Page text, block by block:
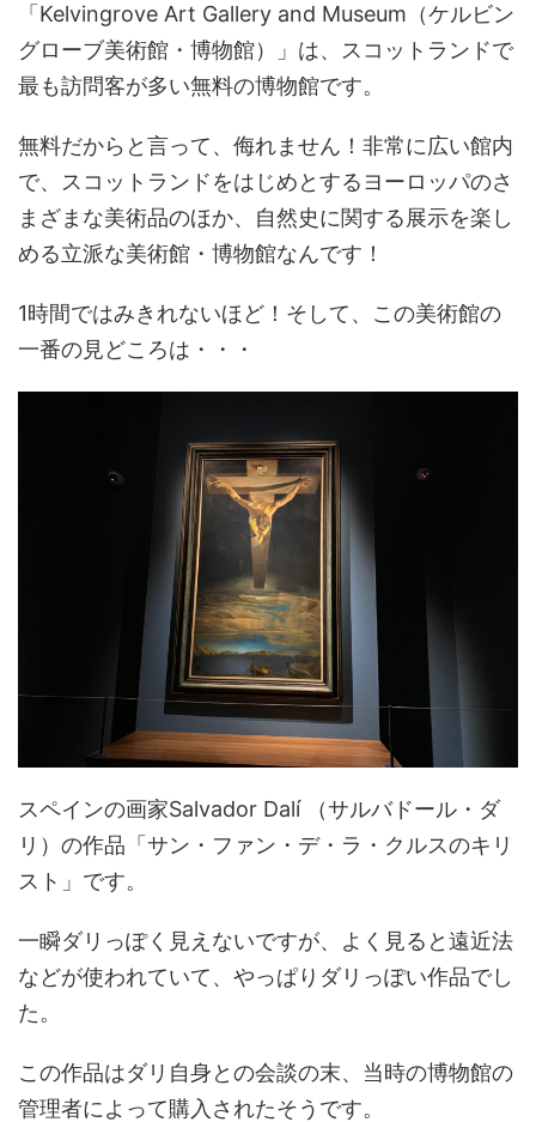
「Kelvingrove Art Gallery and Museum（ケルビン
グローブ美術館・博物館）」は、スコットランドで
最も訪問客が多い無料の博物館です。
無料だからと言って、侮れません！非常に広い館内
で、スコットランドをはじめとするヨーロッパのさ
まざまな美術品のほか、自然史に関する展示を楽し
める立派な美術館・博物館なんです！
1時間ではみきれないほど！そして、この美術館の
一番の見どころは・・・
スペインの画家Salvador Dalí （サルバドール・ダ
リ）の作品「サン・ファン・デ・ラ・クルスのキリ
スト」です。
一瞬ダリっぽく見えないですが、よく見ると遠近法
などが使われていて、やっぱりダリっぽい作品でし
た。
この作品はダリ自身との会談の末、当時の博物館の
管理者によって購入されたそうです。